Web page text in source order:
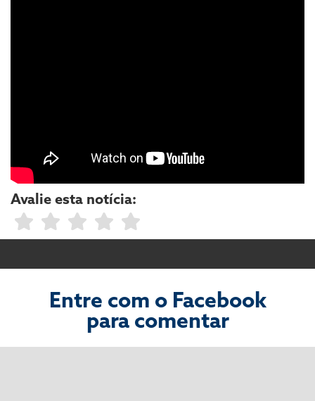
Avalie esta notícia:
Entre com o Facebook
para comentar